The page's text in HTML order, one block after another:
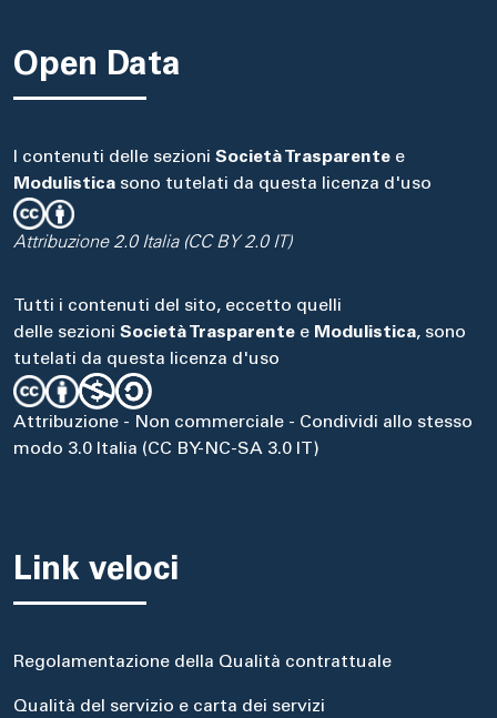
Open Data
I contenuti delle sezioni Società Trasparente e
Modulistica sono tutelati da questa licenza d'uso
Attribuzione 2.0 Italia (CC BY 2.0 IT)
Tutti i contenuti del sito, eccetto quelli
delle sezioni Società Trasparente e Modulistica, sono
tutelati da questa licenza d'uso
Attribuzione - Non commerciale - Condividi allo stesso
modo 3.0 Italia (CC BY-NC-SA 3.0 IT)
Link veloci
Regolamentazione della Qualità contrattuale
Qualità del servizio e carta dei servizi